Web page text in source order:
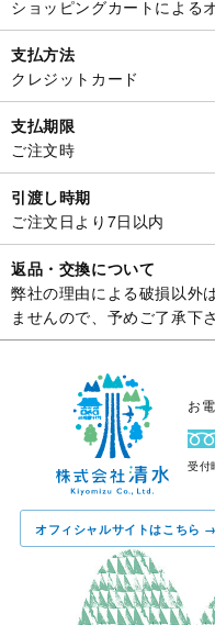
ショッピングカートによる
支払方法
クレジットカード
支払期限
ご注文時
引渡し時期
ご注文日より7日以内
返品・交換について
弊社の理由による破損以外
ませんので、予めご了承下さ
お
受付
オフィシャルサイトはこちら →